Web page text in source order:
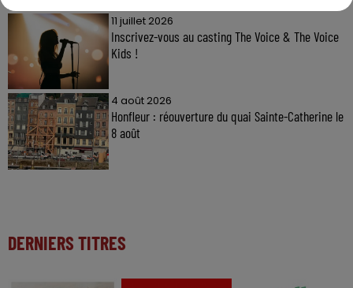
11 juillet 2026
Inscrivez-vous au casting The Voice & The Voice
Kids !
4 août 2026
Honfleur : réouverture du quai Sainte-Catherine le
8 août
DERNIERS TITRES